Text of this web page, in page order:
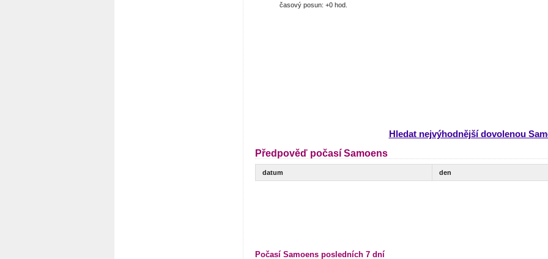
časový posun: +0 hod.
Hledat nejvýhodnější dovolenou
Předpověď počasí Samoens
datum den
Počasí Samoens posledních 7 dní